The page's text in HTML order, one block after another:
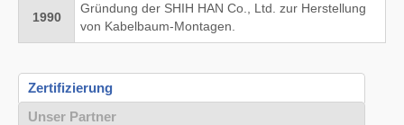
1990
Gründung der SHIH HAN Co., Ltd. zur Herstellung
von Kabelbaum-Montagen.
Zertifizierung
Unser Partner